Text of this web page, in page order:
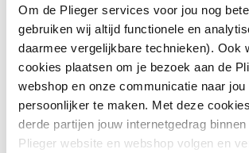
Om de Plieger services voor jou nog
gebruiken wij altijd functionele en
daarmee vergelijkbare technieken). Ook
cookies plaatsen om je bezoek aan de
webshop en onze communicatie naar
persoonlijker te maken. Met deze
derde partijen jouw internetgedrag
Plieger website en webshop volgen en
Lengte 500
Diepte 35
Opstelling Verticaal
Warmteafgifte EN 442
277
Toon meer
Downloads